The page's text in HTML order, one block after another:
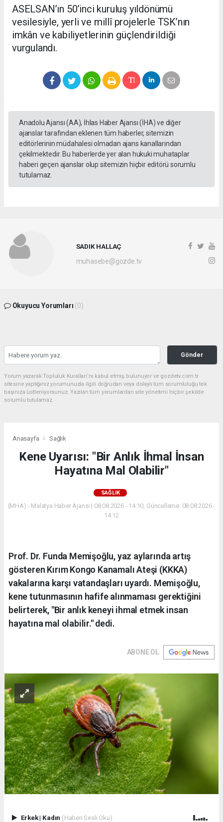
ASELSAN’ın 50’inci kuruluş yıldönümü
vesilesiyle, yerli ve millî projelerle TSK’nın
imkân ve kabiliyetlerinin güçlendirildiği
vurgulandı.
Anadolu Ajansı (AA), İhlas Haber Ajansı (İHA) ve diğer
ajanslar tarafından eklenen tüm haberler, sitemizin
editörlerinin müdahalesi olmadan ajans kanallarından
çekilmektedir. Bu haberlerde yer alan hukuki muhataplar
haberi geçen ajanslar olup sitemizin hiçbir editörü sorumlu
tutulamaz.
SADIK HALLAÇ
muhasebe@gozde.tv
Okuyucu Yorumları (0)
Gönder
Yorum yazarak Topluluk Kuralları’nı kabul etmiş bulunuyor ve gozdetv.com.tr
sitesine yaptığınız yorumunuzla ilgili doğrudan veya dolaylı tüm sorumluluğu tek
başınıza üstleniyorsunuz. Yazılan tüm yorumlardan site yönetimi hiçbir şekilde
sorumlu tutulamaz.
Anasayfa Sağlık
Kene Uyarısı: "Bir Anlık İhmal İnsan
Hayatına Mal Olabilir"
SAĞLIK
(MHA) - Malatya Haber Ajansı | 08.08.2026 - 14:10, Güncelleme: 08.08.2026 -
14:12
Prof. Dr. Funda Memişoğlu, yaz aylarında artış
gösteren Kırım Kongo Kanamalı Ateşi (KKKA)
vakalarına karşı vatandaşları uyardı. Memişoğlu,
kene tutunmasının hafife alınmaması gerektiğini
belirterek, "Bir anlık keneyi ihmal etmek insan
hayatına mal olabilir." dedi.
ABONE OL
Erkek| Kadın (Haberi Sesli Oku)